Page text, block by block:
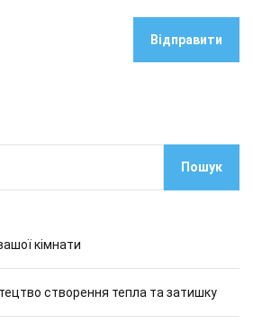
Пошук
кімнати
створення тепла та затишку